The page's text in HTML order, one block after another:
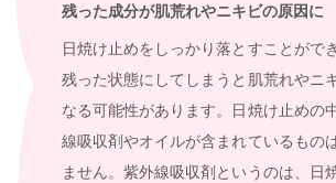
残った成分が肌荒れやニキビの原因に
日焼け止めをしっかり落とすことがで
残った状態にしてしまうと肌荒れやニ
なる可能性があります。日焼け止めの
線吸収剤やオイルが含まれているもの
ません。紫外線吸収剤というのは、日